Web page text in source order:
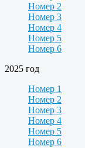
Номер 2
Номер 3
Номер 4
Номер 5
Номер 6
2025 год
Номер 1
Номер 2
Номер 3
Номер 4
Номер 5
Номер 6